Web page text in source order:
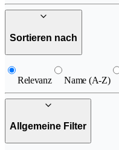
Sortieren nach
Relevanz Name (A-Z)
Allgemeine Filter